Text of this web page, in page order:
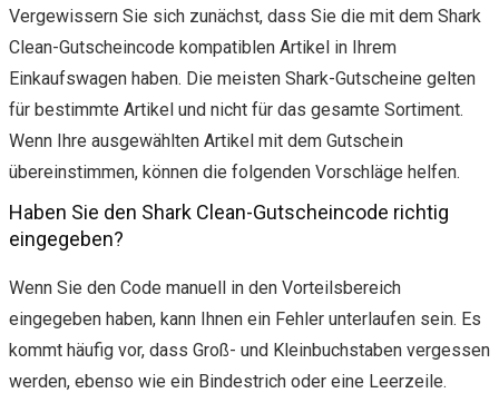
Vergewissern Sie sich zunächst, dass Sie die mit dem Shark
Clean-Gutscheincode kompatiblen Artikel in Ihrem
Einkaufswagen haben. Die meisten Shark-Gutscheine gelten
für bestimmte Artikel und nicht für das gesamte Sortiment.
Wenn Ihre ausgewählten Artikel mit dem Gutschein
übereinstimmen, können die folgenden Vorschläge helfen.
Haben Sie den Shark Clean-Gutscheincode richtig
eingegeben?
Wenn Sie den Code manuell in den Vorteilsbereich
eingegeben haben, kann Ihnen ein Fehler unterlaufen sein. Es
kommt häufig vor, dass Groß- und Kleinbuchstaben vergessen
werden, ebenso wie ein Bindestrich oder eine Leerzeile.